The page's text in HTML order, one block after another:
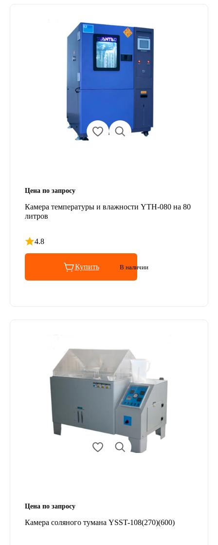
Цена по запросу
Камера температуры и влажности YTH-080 на 80
литров
4.8
Рейтинг 4.8 из 5
Купить В наличии
Цена по запросу
Камера соляного тумана YSST-108(270)(600)